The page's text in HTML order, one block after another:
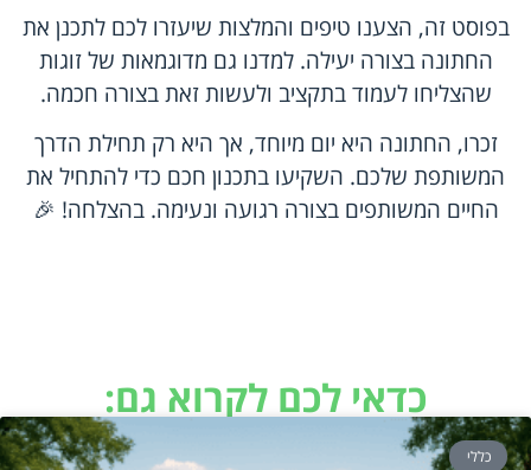
בפוסט זה, הצענו טיפים והמלצות שיעזרו לכם לתכנן את
החתונה בצורה יעילה. למדנו גם מדוגמאות של זוגות
שהצליחו לעמוד בתקציב ולעשות זאת בצורה חכמה.
זכרו, החתונה היא יום מיוחד, אך היא רק תחילת הדרך
המשותפת שלכם. השקיעו בתכנון חכם כדי להתחיל את
החיים המשותפים בצורה רגועה ונעימה. בהצלחה! 🎉
כדאי לכם לקרוא גם:
כללי